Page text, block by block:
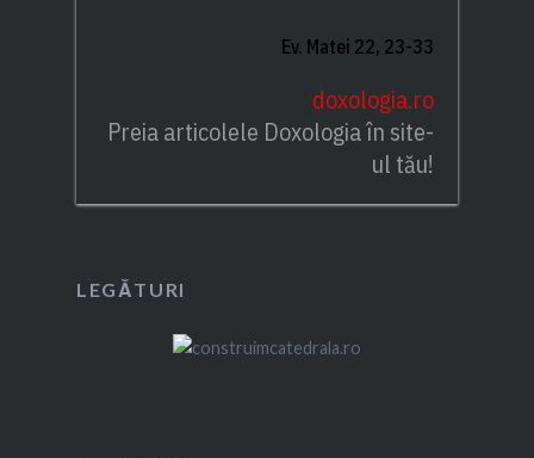
Ev. Matei 22, 23-33
doxologia.ro
Preia articolele Doxologia în site-
ul tău!
LEGĂTURI